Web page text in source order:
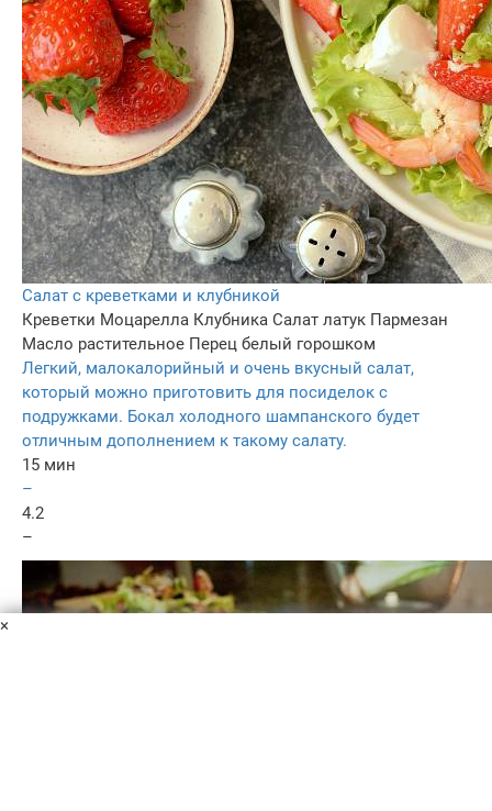
Салат с креветками и клубникой
Креветки Моцарелла Клубника Салат латук Пармезан
Масло растительное Перец белый горошком
Легкий, малокалорийный и очень вкусный салат,
который можно приготовить для посиделок с
подружками. Бокал холодного шампанского будет
отличным дополнением к такому салату.
15 мин
–
4.2
–
×